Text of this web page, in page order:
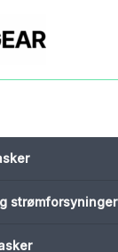
strømforsyninger